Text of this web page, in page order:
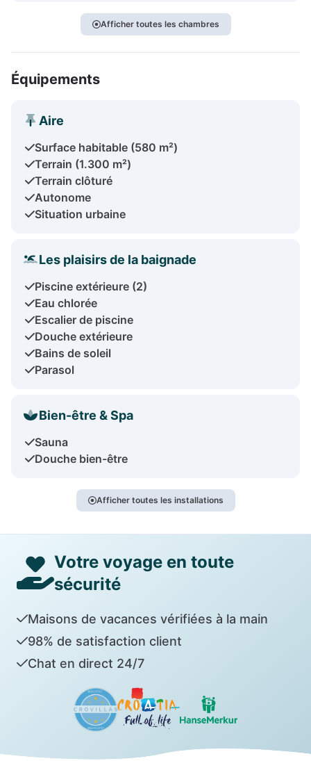
Afficher toutes les chambres
Équipements
Aire
Surface habitable (580 m²)
Terrain (1.300 m²)
Terrain clôturé
Autonome
Situation urbaine
Les plaisirs de la baignade
Piscine extérieure (2)
Eau chlorée
Escalier de piscine
Douche extérieure
Bains de soleil
Parasol
Bien-être & Spa
Sauna
Douche bien-être
Afficher toutes les installations
Votre voyage en toute
sécurité
Maisons de vacances vérifiées à la main
98% de satisfaction client
Chat en direct 24/7